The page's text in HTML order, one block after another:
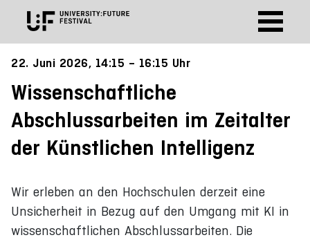
22. Juni 2026, 14:15 – 16:15 Uhr
Wissenschaftliche
Abschlussarbeiten im Zeitalter
der Künstlichen Intelligenz
Wir erleben an den Hochschulen derzeit eine
Unsicherheit in Bezug auf den Umgang mit KI in
wissenschaftlichen Abschlussarbeiten. Die